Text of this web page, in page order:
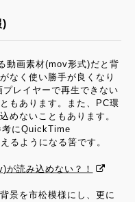
)
動画素材(mov形式)だと背
なく使い勝手が良くなり
レイヤーで再生できない
もあります。また、PC環
めないこともあります。
考にQuickTime
るようになる筈です。
読み込めない？！
景を市松模様にし、更に